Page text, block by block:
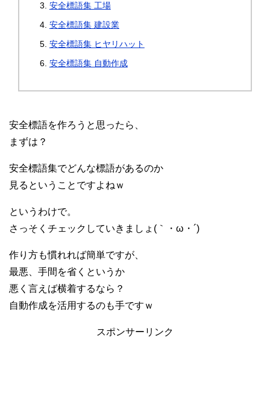
安全標語集 工場
安全標語集 建設業
安全標語集 ヒヤリハット
安全標語集 自動作成
安全標語を作ろうと思ったら、
まずは？
安全標語集でどんな標語があるのか
見るということですよねｗ
というわけで。
さっそくチェックしていきましょ(｀・ω・´)ゞ
作り方も慣れれば簡単ですが、
最悪、手間を省くというか
悪く言えば横着するなら？
自動作成を活用するのも手ですｗ
スポンサーリンク